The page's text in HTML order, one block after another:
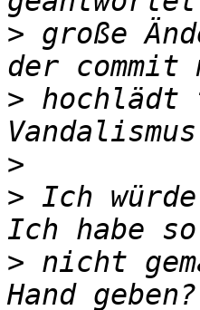
> große
>
>
> Ich
> nicht